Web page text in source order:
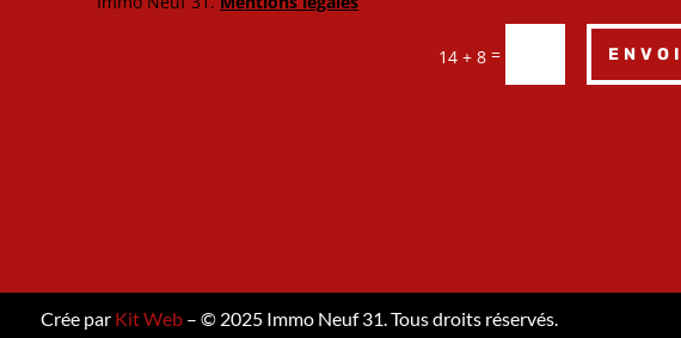
14 + 8 = ENVOI
Crée par Kit Web– © 2025 Immo Neuf 31. Tous droits réservés.